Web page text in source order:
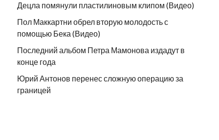
Децла помянули пластилиновым клипом (Видео)
Пол Маккартни обрел вторую молодость с
помощью Бека (Видео)
Последний альбом Петра Мамонова издадут в
конце года
Юрий Антонов перенес сложную операцию за
границей